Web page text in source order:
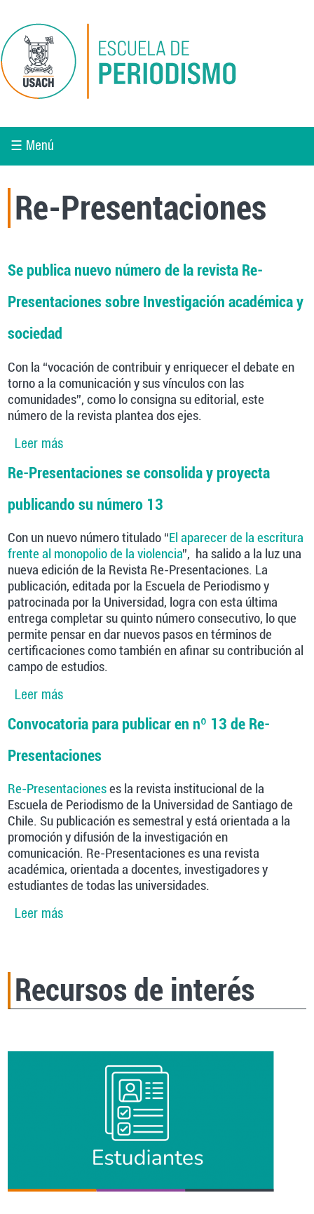
☰ Menú
Re-Presentaciones
Se publica nuevo número de la revista Re-
Presentaciones sobre Investigación académica y
sociedad
Con la “vocación de contribuir y enriquecer el debate en
torno a la comunicación y sus vínculos con las
comunidades”, como lo consigna su editorial, este
número de la revista plantea dos ejes.
Leer mássobre Se publica nuevo número de la revista
académica y sociedad
Re-Presentaciones se consolida y proyecta
publicando su número 13
Con un nuevo número titulado “El aparecer de la escritura
frente al monopolio de la violencia”, ha salido a la luz una
nueva edición de la Revista Re-Presentaciones. La
publicación, editada por la Escuela de Periodismo y
patrocinada por la Universidad, logra con esta última
entrega completar su quinto número consecutivo, lo que
permite pensar en dar nuevos pasos en términos de
certificaciones como también en afinar su contribución al
campo de estudios.
Leer mássobre Re-Presentaciones se consolida y
Convocatoria para publicar en nº 13 de Re-
Presentaciones
Re-Presentacioneses la revista institucional de la
Escuela de Periodismo de la Universidad de Santiago de
Chile. Su publicación es semestral y está orientada a la
promoción y difusión de la investigación en
comunicación. Re-Presentaciones es una revista
académica, orientada a docentes, investigadores y
estudiantes de todas las universidades.
Leer mássobre Convocatoria para publicar en nº 13 de
Recursos de interés